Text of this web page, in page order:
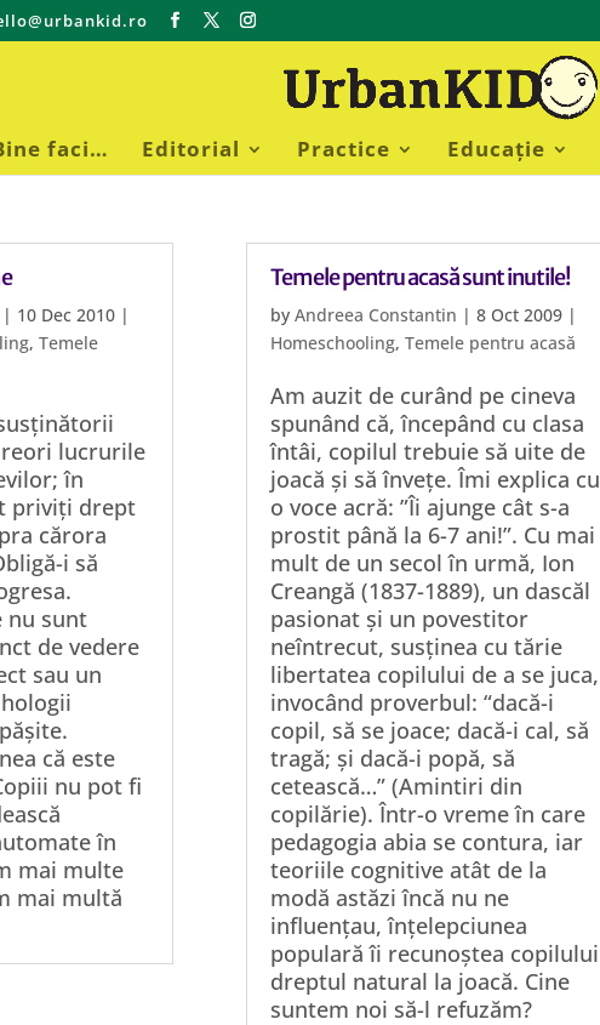
faci… Editorial Practice Educație
| 10 Dec 2010 |
,Temele
lucrurile
în
priviți drept
cărora
i să
nu sunt
de vedere
sau un
că este
nu pot fi
în
mai multe
mai multă
Temele pentru acasă sunt inutile!
by Andreea Constantin | 8 Oct 2009|
Homeschooling, Temele pentru acasă
Am auzit de curând pe cineva
spunând că, începând cu clasa
întâi, copilul trebuie să uite de
joacă și să învețe. Îmi explica cu
o voce acră: ”Îi ajunge cât s-a
prostit până la 6-7 ani!”. Cu mai
mult de un secol în urmă, Ion
Creangă (1837-1889), un dascăl
pasionat și un povestitor
neîntrecut, susținea cu tărie
libertatea copilului de a se juca,
invocând proverbul: “dacă-i
copil, să se joace; dacă-i cal, să
tragă; și dacă-i popă, să
cetească…” (Amintiri din
copilărie). Într-o vreme în care
pedagogia abia se contura, iar
teoriile cognitive atât de la
modă astăzi încă nu ne
influențau, înțelepciunea
populară îi recunoștea copilului
dreptul natural la joacă. Cine
suntem noi să-l refuzăm?